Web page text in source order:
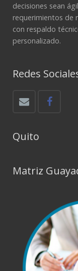
decisiones sean
requerimientos de
con respaldo
personalizado.
Redes
Quito
Matriz